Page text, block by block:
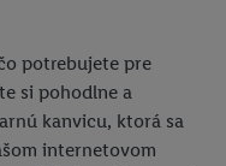
potrebujete pre
si pohodlne a
kanvicu, ktorá sa
internetovom